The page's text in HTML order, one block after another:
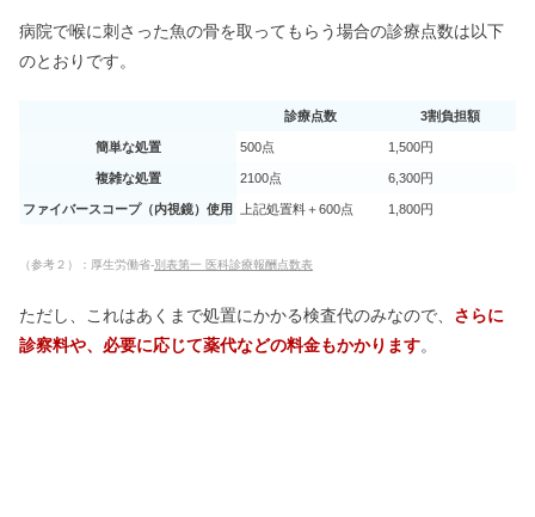
病院で喉に刺さった魚の骨を取ってもらう場合の診療点数は以下
のとおりです。
診療点数 3割負担額
簡単な処置 500点 1,500円
複雑な処置 2100点 6,300円
ファイバースコープ（内視鏡）使用 上記処置料＋600点 1,800円
（参考２）：厚生労働省-別表第一 医科診療報酬点数表
ただし、これはあくまで処置にかかる検査代のみなので、 さらに
診察料や、必要に応じて薬代などの料金もかかります。